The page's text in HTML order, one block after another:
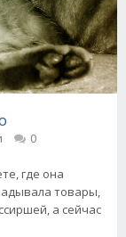
0
где она
товары,
а сейчас